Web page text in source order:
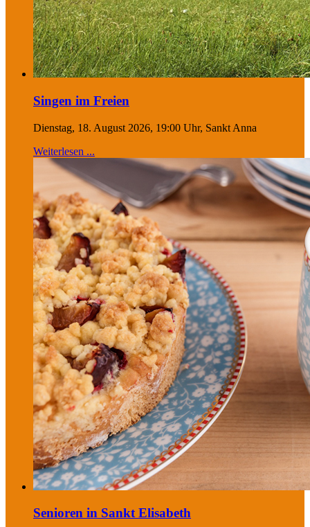
Singen im Freien
Dienstag, 18. August 2026, 19:00 Uhr, Sankt Anna
Weiterlesen ...
Senioren in Sankt Elisabeth